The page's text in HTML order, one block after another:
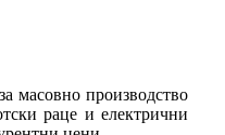
масовно производство
раце и електрични